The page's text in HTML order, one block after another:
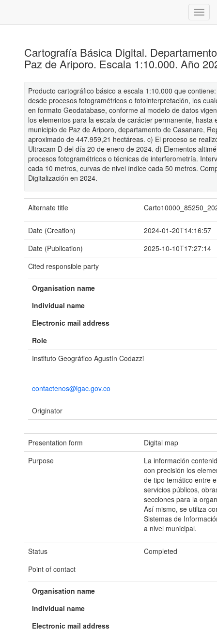
Cartografía Básica Digital.
Paz de Ariporo. Escala 1:10.000. Año
Producto cartográfico básico a escala 1:10.000 que
desde procesos fotogramétricos o fotointerpretación, los
en formato Geodatabase, conforme al modelo de datos
los elementos para la escala de carácter permanente,
municipio de Paz de Ariporo, departamento de Casanare,
aproximado de 447.959,21 hectáreas. c) El proceso se
Ultracam D del día 20 de enero de 2024. d) Elementos
procesos fotogramétricos o técnicas de interferometría.
cada 10 metros, curvas de nivel índice cada 50 metros.
Digitalización en 2024.
Alternate title
Date (Creation)
2024-01-20T14:16:57
Date (Publication)
2025-10-10T17:27:14
Cited responsible party
Organisation name
Individual name
Electronic mail address
Role
Instituto Geográfico Agustín Codazzi
contactenos@igac.gov.co
Originator
Presentation form
Digital map
Purpose
La información
con precisión los
de tipo temático entre
servicios públicos,
secciones para la
Así mismo, se utiliza
Sistemas de
a nivel municipal.
Status
Completed
Point of contact
Organisation name
Individual name
Electronic mail address